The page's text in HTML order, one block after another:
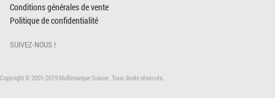
Conditions générales de vente
Politique de confidentialité
SUIVEZ-NOUS !
Copyright © 2001-2019 Multimarque Suisse. Tous droits réservés.